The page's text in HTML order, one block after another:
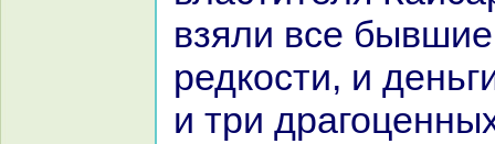
взяли все
редкoсти, и
и три